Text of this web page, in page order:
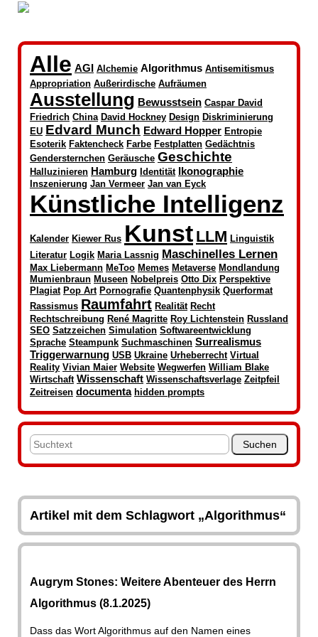
Alle AGI Alchemie Algorithmus Antisemitismus
Appropriation Außerirdische Aufräumen
Ausstellung Bewusstsein Caspar David
Friedrich China David Hockney Design Diskriminierung
EU Edvard Munch Edward Hopper Entropie
Esoterik Faktencheck Farbe Festplatten Gedächtnis
Gendersternchen Geräusche Geschichte
Halluzinieren Hamburg Identität Ikonographie
Inszenierung Jan Vermeer Jan van Eyck
Künstliche Intelligenz
Kalender Kiewer Rus Kunst LLM Linguistik
Literatur Logik Maria Lassnig Maschinelles Lernen
Max Liebermann MeToo Memes Metaverse Mondlandung
Mumienbraun Museen Nobelpreis Otto Dix Perspektive
Plagiat Pop Art Pornografie Quantenphysik Querformat
Rassismus Raumfahrt Realität Recht
Rechtschreibung René Magritte Roy Lichtenstein Russland
SEO Satzzeichen Simulation Softwareentwicklung
Sprache Steampunk Suchmaschinen Surrealismus
Triggerwarnung USB Ukraine Urheberrecht Virtual
Reality Vivian Maier Website Wegwerfen William Blake
Wirtschaft Wissenschaft Wissenschaftsverlage Zeitpfeil
Zeitreisen documenta hidden prompts
Artikel mit dem Schlagwort „Algorithmus“
Augrym Stones: Weitere Abenteuer des Herrn
Algorithmus (8.1.2025)
Dass das Wort Algorithmus auf den Namen eines